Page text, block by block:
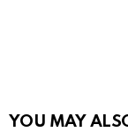
YOU MAY